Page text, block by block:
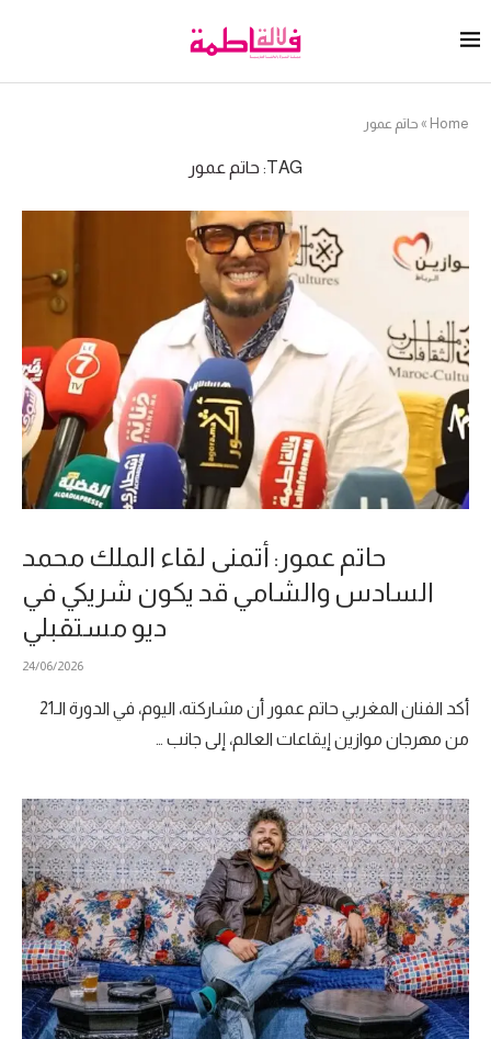
Home
» حاتم عمور
TAG: حاتم عمور
حاتم عمور: أتمنى لقاء الملك محمد
السادس والشامي قد يكون شريكي في
ديو مستقبلي
24/06/2026
أكد الفنان المغربي حاتم عمور أن مشاركته، اليوم، في الدورة الـ21
من مهرجان موازين إيقاعات العالم، إلى جانب …